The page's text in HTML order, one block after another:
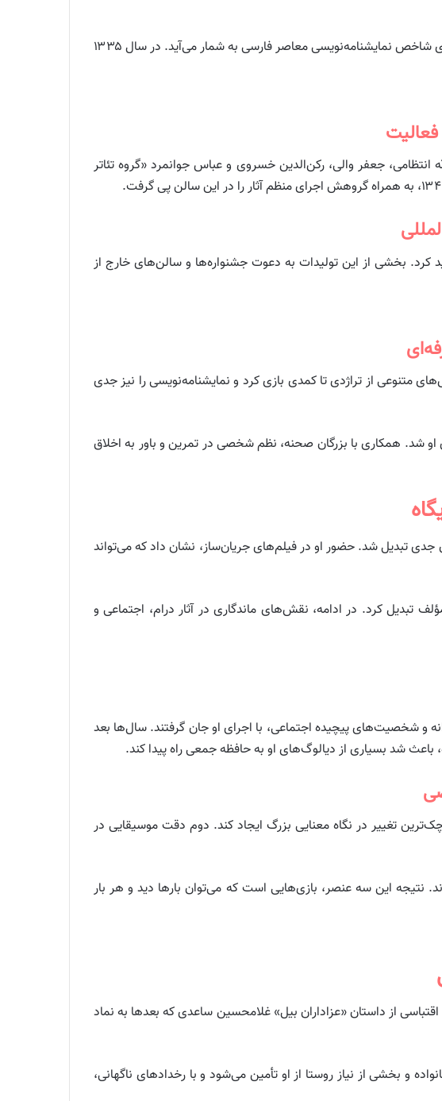
بیش از ده نمایشنامه نوشت و در کنار بهرام بیضایی، اکبر رادی، غلامحسین ساعدی و اسماعیل خلج از چهره‌های شاخص نمایشنامه‌نویسی معاصر فارسی به شمار می‌آید. در سال ۱۳۳۵
مجموعه درآمد و همراه عزت‌الله انتظامی، جعفر والی، رکن‌الدین خسروی و عباس جوانمرد «گروه تئاتر
کرد. بخشی از این تولیدات به دعوت جشنواره‌ها و سالن‌های خارج از
نقش‌های متنوعی از تراژدی تا کمدی بازی کرد و نمایشنامه‌نویسی را نیز جدی
شد. همکاری با بزرگان صحنه، نظم شخصی در تمرین و باور به اخلاق
جدی تبدیل شد. حضور او در فیلم‌های جریان‌ساز، نشان داد که می‌تواند
تبدیل کرد. در ادامه، نقش‌های ماندگاری در آثار درام، اجتماعی و
و شخصیت‌های پیچیده اجتماعی، با اجرای او جان گرفتند. سال‌ها بعد
شد بسیاری از دیالوگ‌های او به حافظه جمعی راه پیدا کند.
تغییر در نگاه معنایی بزرگ ایجاد کند. دوم دقت موسیقایی در
نتیجه این سه عنصر، بازی‌هایی است که می‌توان بارها دید و هر بار
از داستان «عزاداران بیل» غلامحسین ساعدی که بعدها به نماد
بخشی از نیاز روستا از او تأمین می‌شود و با رخدادهای ناگهانی،